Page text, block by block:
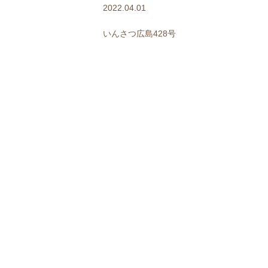
2022.04.01
いんさつ広島428号